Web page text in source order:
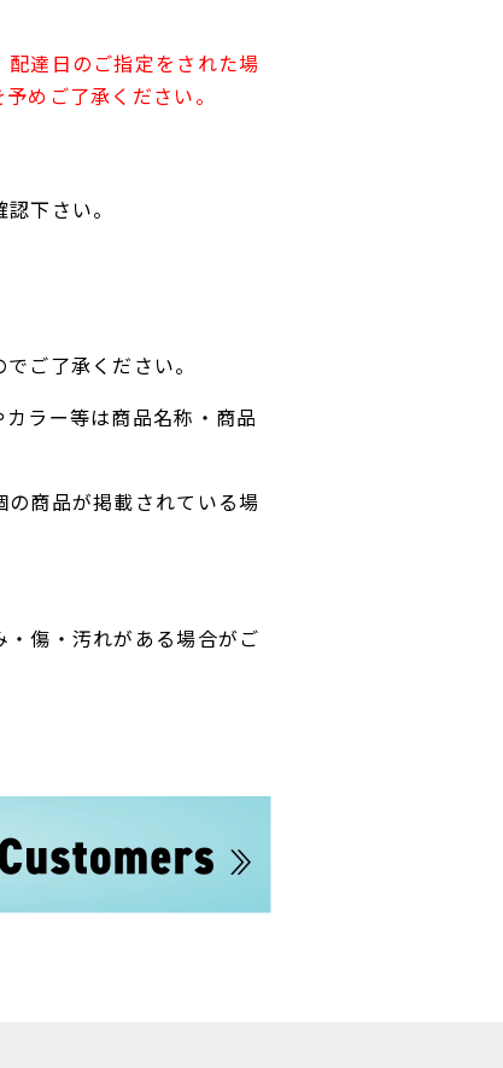
達日のご指定をされた場
めご了承ください。
下さい。
ご了承ください。
ラー等は商品名称・商品
商品が掲載されている場
傷・汚れがある場合がご